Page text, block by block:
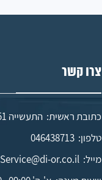
צרו קשר
כתובת ראשית: התעשייה 51, נשר
טלפון: 046438713
מייל: Service@di-or.co.il